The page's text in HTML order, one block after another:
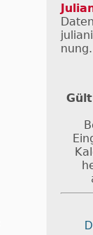
nung.